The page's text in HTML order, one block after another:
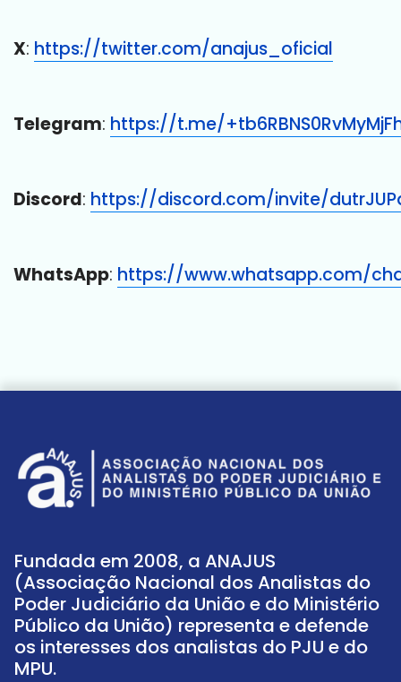
X: https://twitter.com/anajus_oficial
Telegram: https://t.me/
Discord: https://discord.com/invite/
WhatsApp: https://www.whatsapp.com/
Fundada em 2008, a ANAJUS
(Associação Nacional dos Analistas do
Poder Judiciário da União e do Ministério
Público da União) representa e defende
os interesses dos analistas do PJU e do
MPU.